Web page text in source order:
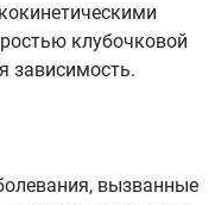
клубочковой
зависимость.
вызванные